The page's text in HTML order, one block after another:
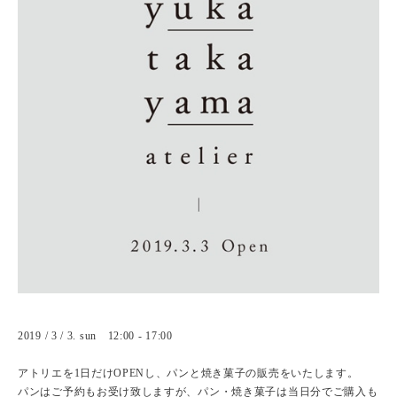
2019 / 3 / 3. sun 12:00 - 17:00
アトリエを1日だけOPENし、パンと焼き菓子の販売をいたします。
パンはご予約もお受け致しますが、パン・焼き菓子は当日分でご購入も